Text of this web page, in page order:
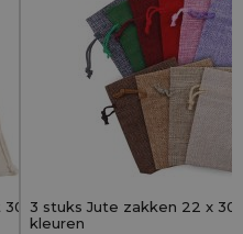
30 x 40 cm
3 stuks Jute zakken 22 x 30
kleuren